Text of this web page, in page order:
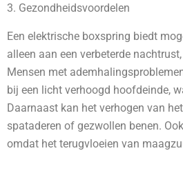
3. Gezondheidsvoordelen
Een elektrische boxspring biedt
alleen aan een verbeterde
Mensen met
bij een licht verhoogd hoofdeinde,
Daarnaast kan het verhogen van
spataderen of gezwollen benen.
omdat het terugvloeien van